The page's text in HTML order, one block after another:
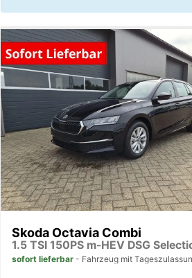
Skoda Octavia Combi
sofort lieferbar Fahrzeug mit